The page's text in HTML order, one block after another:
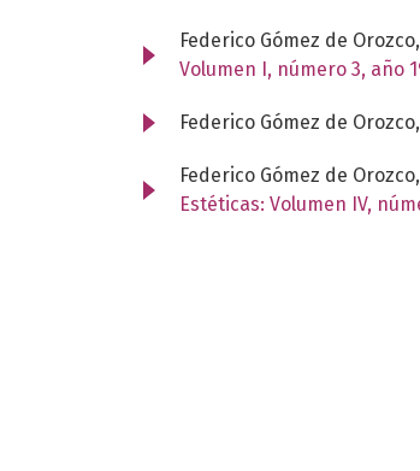
Federico Gómez de Orozco,
Volumen I, número 3, año
Federico Gómez de Orozco,
Federico Gómez de Orozco,
Estéticas: Volumen IV,